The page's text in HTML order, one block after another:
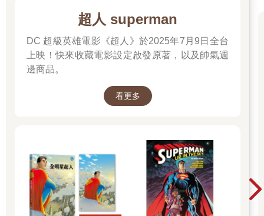
超人 superman
DC 超級英雄電影《超人》於2025年7月9日全台
上映！快來收藏電影設定啟發原著，以及帥氣週
邊商品。
看更多